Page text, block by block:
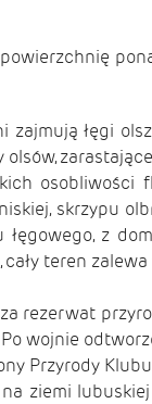
zajmują łęgi
olsów,
osobliwości
skrzypu
łęgowego, z
cały teren
rezerwat
wojnie
Przyrody
ziemi lubuskiej